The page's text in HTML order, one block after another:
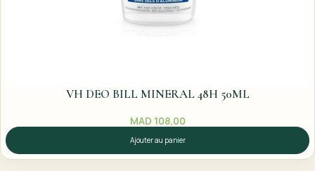
VH DEO BILL MINERAL 48H 50ML
MAD 108,00
Ajouter au panier